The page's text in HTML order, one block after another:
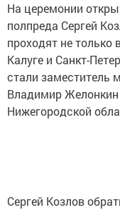
На церемонии
полпреда Сергей
проходят не
Калуге и Санкт-
стали заместитель
Владимир Желонкин
Нижегородской
Сергей Козлов